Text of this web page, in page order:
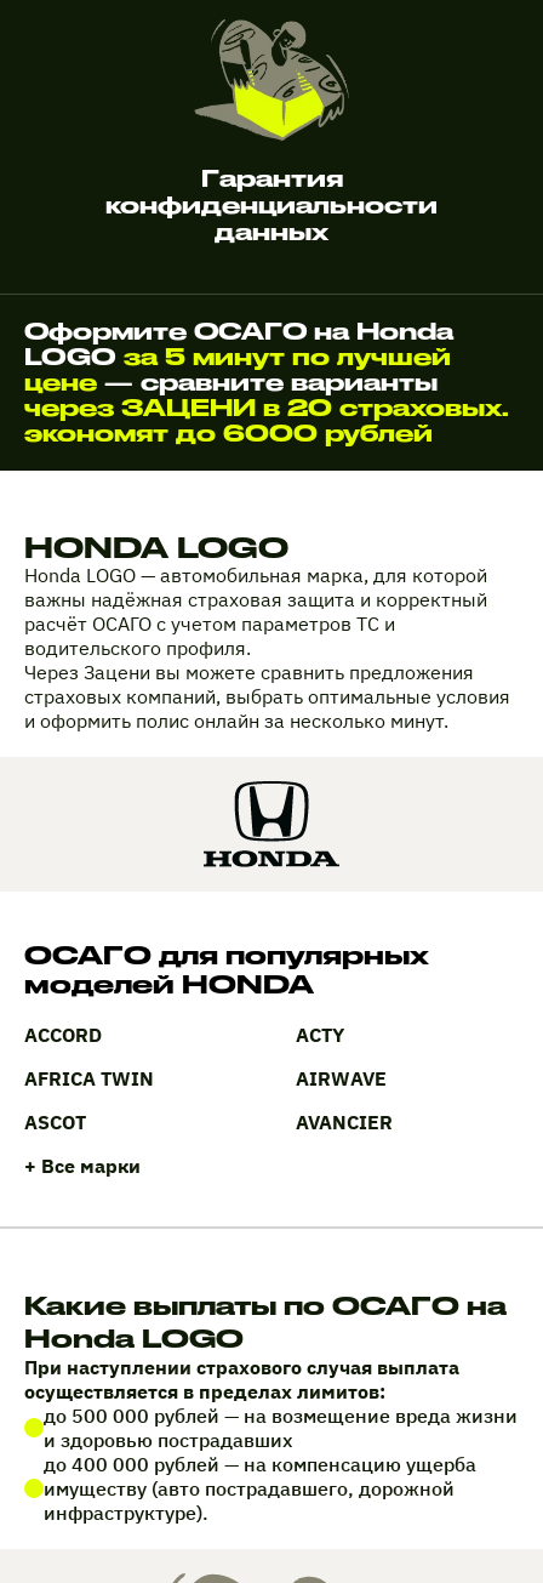
Гарантия
конфиденциальности
данных
Оформите ОСАГО на Honda
LOGO за 5 минут по лучшей
цене — сравните варианты
через ЗАЦЕНИ в 20 страховых.
экономят до 6000 рублей
HONDA LOGO
Honda LOGO — автомобильная марка, для которой
важны надёжная страховая защита и корректный
расчёт ОСАГО с учетом параметров ТС и
водительского профиля.
Через Зацени вы можете сравнить предложения
страховых компаний, выбрать оптимальные условия
и оформить полис онлайн за несколько минут.
ОСАГО для популярных
моделей HONDA
ACCORD
ACTY
AFRICA TWIN
AIRWAVE
ASCOT
AVANCIER
+ Все марки
Какие выплаты по ОСАГО на
Honda LOGO
При наступлении страхового случая выплата
осуществляется в пределах лимитов:
до 500 000 рублей — на возмещение вреда жизни
и здоровью пострадавших
до 400 000 рублей — на компенсацию ущерба
имуществу (авто пострадавшего, дорожной
инфраструктуре).